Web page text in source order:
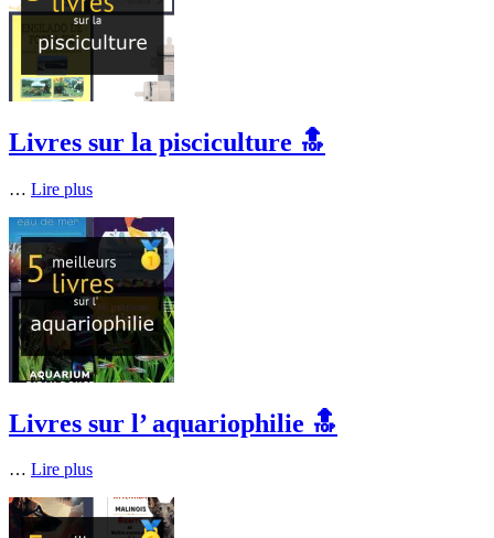
Livres sur la pisciculture 🔝
… Lire plus
Livres sur l’ aquariophilie 🔝
… Lire plus